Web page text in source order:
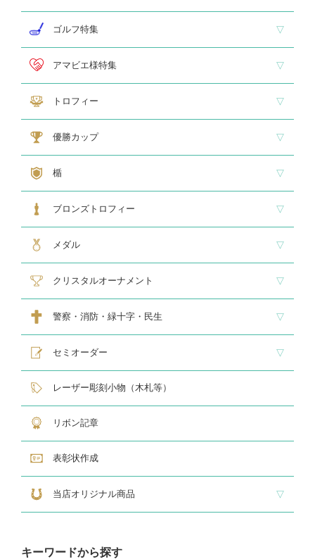
即納品 トロフィー
即納品 優勝カップ
即納品 クリスタル
即納品 特価品
ゴルフ特集
ホールインワン
ゴルフ専用カップ
ゴルフ専用ブロンズ
ゴルフ専用クリスタル
アマビエ様特集
アマビエ木札
アマビエボールチェーンキーホルダー
アマビエトロフィー
トロフィー
大型トロフィー
中型トロフィー１
中型トロフィー２
小型トロフィー
メダル交換式トロフィー
ペナント優勝カップ
大型・高級カップ
レリーフ交換式カップ
スタンダードカップ
デザインカップ
ゴルフ専用カップ
オニックスカップ
ガラスカップ
カラーカップ
ゴールドカップ
プラスチックカップ
ペナント
楯
スタンダード楯１
スタンダード楯２
スタンダード楯３
ゴルフ・野球・サッカー
その他スポーツ、文化系専用楯
メダル・レリーフ交換式楯
ハローキティ楯
ブロンズトロフィー
スタンダードブロンズ
各種専用ブロンズ
ゴルフ専用ブロンズ
メダル・レリーフ交換式ブロンズ
ハローキティブロンズ
メダル
スタンダードメダル
大きなメダル(70mmφ～)
レリーフ式勲章型メダル
オリジナルメダル
メダルケース
クリスタルオーナメント
スタンダードクリスタル１
スタンダードクリスタル２
ゴルフ専用クリスタル
警察・消防・緑十字・民生
レリーフ交換式各種
民生・緑十字専用楯
自衛隊専用
警察消防関連メダル
セミオーダー
サンドブラスト
レーザー彫刻楯
フルカラーダイレクトプリント
インクジェットプリントエポ
オリジナル木札
レーザー彫刻小物（木札等）
リボン記章
表彰状作成
当店オリジナル商品
キーワードから探す